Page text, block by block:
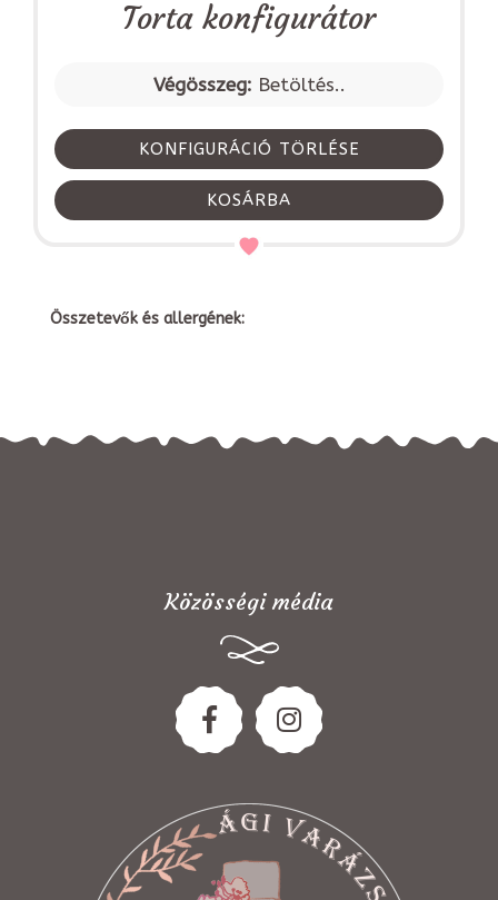
Torta konfigurátor
Végösszeg: Betöltés..
KONFIGURÁCIÓ TÖRLÉSE
KOSÁRBA
Összetevők és allergének:
Közösségi média